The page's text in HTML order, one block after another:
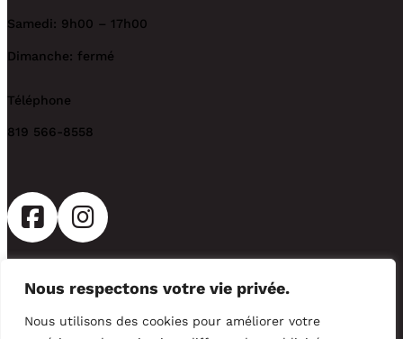
Nous respectons votre vie privée.
Nous utilisons des cookies pour améliorer votre
Samedi: 9h00 – 17h00
Dimanche: fermé
Téléphone
819 566-8558